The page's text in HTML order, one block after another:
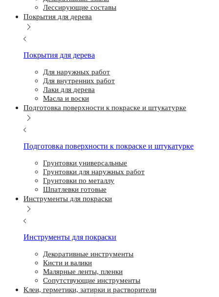
Лессирующие составы
Покрытия для дерева
Покрытия для дерева
Для наружных работ
Для внутренних работ
Лаки для дерева
Масла и воски
Подготовка поверхности к покраске и штукатурке
Подготовка поверхности к покраске и штукатурке
Грунтовки универсальные
Грунтовки для наружных работ
Грунтовки по металлу
Шпатлевки готовые
Инструменты для покраски
Инструменты для покраски
Декоративные инструменты
Кисти и валики
Малярные ленты, пленки
Сопутствующие инструменты
Клеи, герметики, затирки и растворители